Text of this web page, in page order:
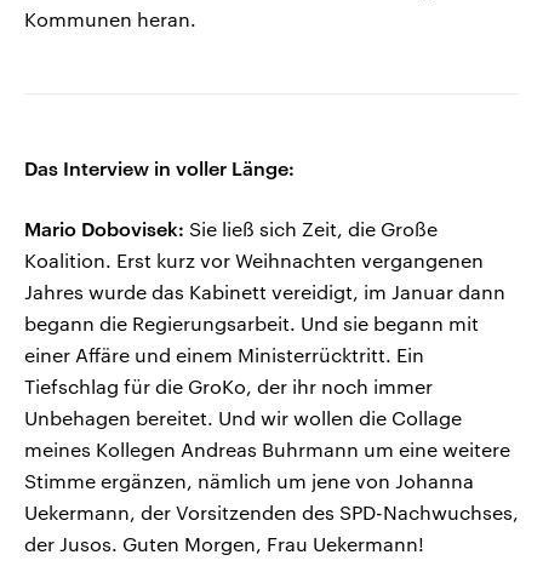
Kommunen heran.
Das Interview in voller Länge:
Mario Dobovisek: Sie ließ sich Zeit, die Große
Koalition. Erst kurz vor Weihnachten vergangenen
Jahres wurde das Kabinett vereidigt, im Januar dann
begann die Regierungsarbeit. Und sie begann mit
einer Affäre und einem Ministerrücktritt. Ein
Tiefschlag für die GroKo, der ihr noch immer
Unbehagen bereitet. Und wir wollen die Collage
meines Kollegen Andreas Buhrmann um eine weitere
Stimme ergänzen, nämlich um jene von Johanna
Uekermann, der Vorsitzenden des SPD-Nachwuchses,
der Jusos. Guten Morgen, Frau Uekermann!